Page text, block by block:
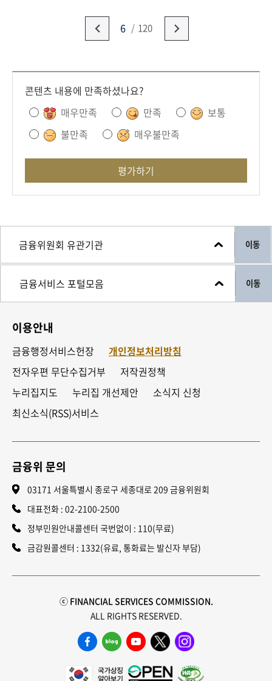
6 120
콘텐츠 내용에 만족하셨나요?
매우만족
만족
보통
불만족
매우불만족
평가하기
이동
이동
이용안내
금융행정서비스헌장
개인정보처리방침
전자우편 무단수집거부
저작권정책
누리집지도
누리집 개선제안
소식지 신청
최신소식(RSS)서비스
금융위 문의
03171 서울특별시 종로구 세종대로 209 금융위원회
대표전화 : 02-2100-2500
정부민원안내콜센터 국번없이 : 110(무료)
금감원콜센터 : 1332(유료, 통화료는 발신자 부담)
ⓒ FINANCIAL SERVICES COMMISSION.
ALL RIGHTS RESERVED.